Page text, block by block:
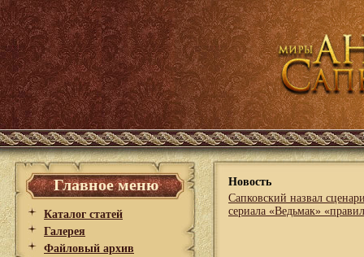
Главное меню
Каталог статей
Галерея
Файловый архив
Новость
Сапковский назвал
сериала «Ведьмак»